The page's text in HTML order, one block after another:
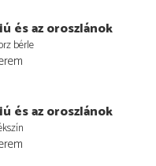
és az oroszlánok
bérle
és az oroszlánok